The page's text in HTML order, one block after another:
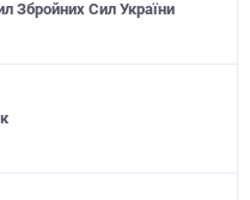
Збройних Сил України